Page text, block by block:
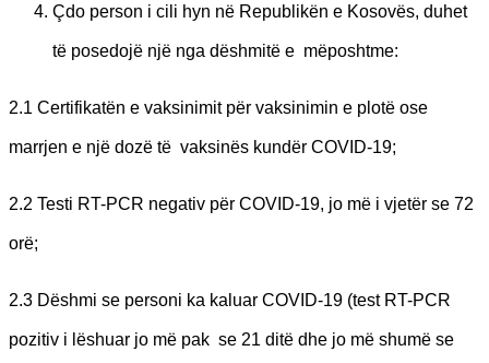
Çdo person i cili hyn në Republikën e Kosovës, duhet
të posedojë një nga dëshmitë e mëposhtme:
2.1 Certifikatën e vaksinimit për vaksinimin e plotë ose
marrjen e një dozë të vaksinës kundër COVID-19;
2.2 Testi RT-PCR negativ për COVID-19, jo më i vjetër se 72
orë;
2.3 Dëshmi se personi ka kaluar COVID-19 (test RT-PCR
pozitiv i lëshuar jo më pak se 21 ditë dhe jo më shumë se